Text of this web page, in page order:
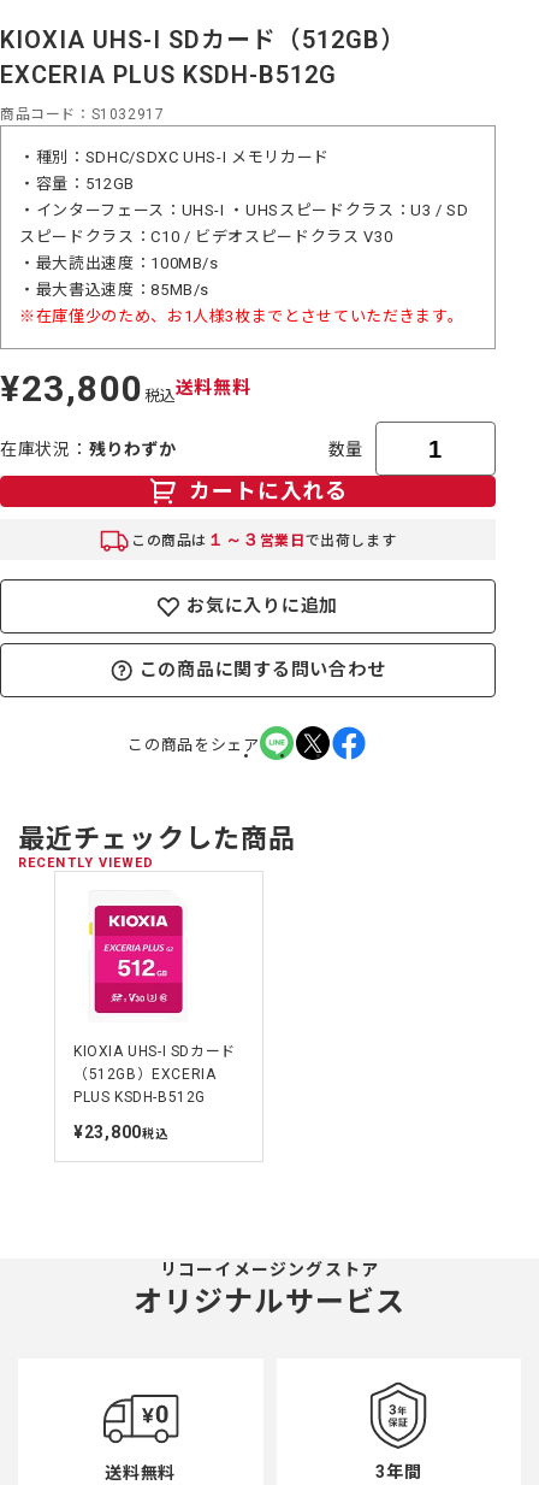
KIOXIA UHS-I SDカード（512GB）
EXCERIA PLUS KSDH-B512G
商品コード S1032917
・種別：SDHC/SDXC UHS-I メモリカード
・容量：512GB
・インターフェース：UHS-I ・UHSスピードクラス：U3 / SD
スピードクラス：C10 / ビデオスピードクラス V30
・最大読出速度：100MB/s
・最大書込速度：85MB/s
※在庫僅少のため、お1人様3枚までとさせていただきます。
定
価
¥23,800 税込送料無料
在庫状況 残りわずか 数量
カートに入れる
この商品は １～３ 営業日 で出荷します
お気に入りに追加
この商品に関する問い合わせ
この商品をシェア
最近チェックした商品
RECENTLY VIEWED
KIOXIA UHS-I SDカード
（512GB）EXCERIA
PLUS KSDH-B512G
定
¥23,800税込
リコーイメージングストア
オリジナルサービス
送料無料 3年間